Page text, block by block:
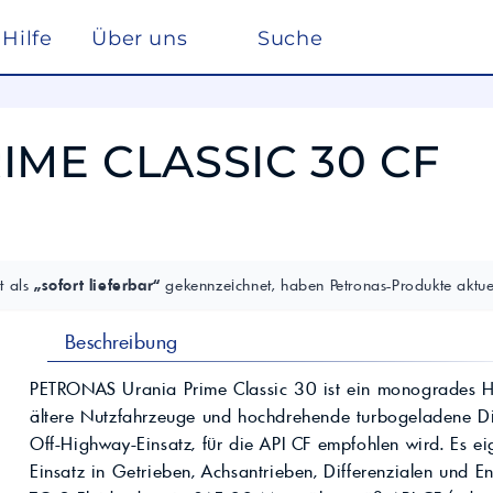
Hilfe Über uns Suche
Pflege, Reinigung und Optimierung
Industrieöle
Traktoröle
Motorrad
Hydrauliköle
Schmierfette
Spezialöle
Reinigung &
Wasseraufbereitung
Industriechemie
Futtermittel
Kosmetik
Entschwefelung
und Farbmittel für
Individuelle Lösungen
Liter
elf Glysantin
REFLEX Total
VW
CLASSIC 30 CF
als„sofort lieferbar“ gekennzeichnet, haben Petronas-Produkte
Beschreibung
PETRONAS Urania Prime Classic 30 ist ein monogrades
ältere Nutzfahrzeuge und hochdrehende turbogeladene
Off-Highway-Einsatz, für die API CF empfohlen wird. Es
Einsatz in Getrieben, Achsantrieben, Differenzialen und